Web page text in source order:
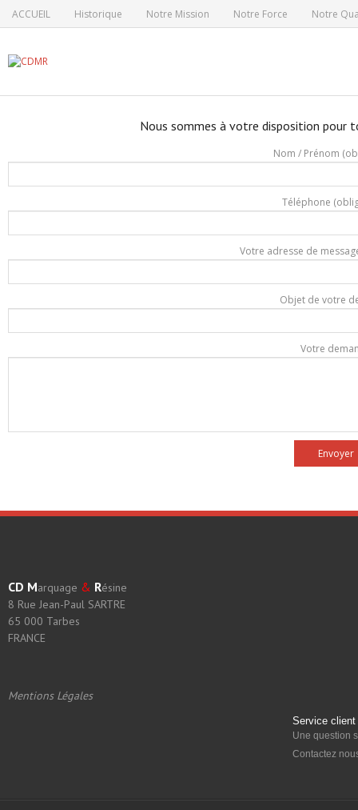
ACCUEIL Historique Notre Mission Notre Force Notre
Nous sommes à votre disposition pour
Nom / Prénom
Téléphone
Votre adresse de
Objet de votre
Votre
CD Marquage & Résine
8 Rue Jean-Paul SARTRE
65 000 Tarbes
FRANCE
Mentions Légales
Service client
Une question
Contactez